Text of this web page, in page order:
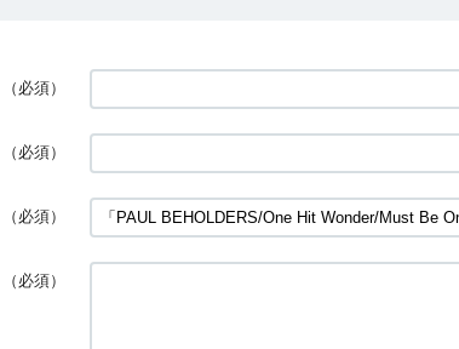
（必須）
（必須）
（必須）
（必須）